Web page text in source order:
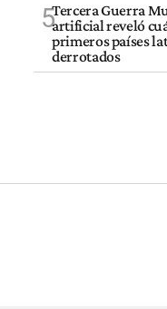
5Tercera Guerra
artificial reveló
primeros países
derrotados